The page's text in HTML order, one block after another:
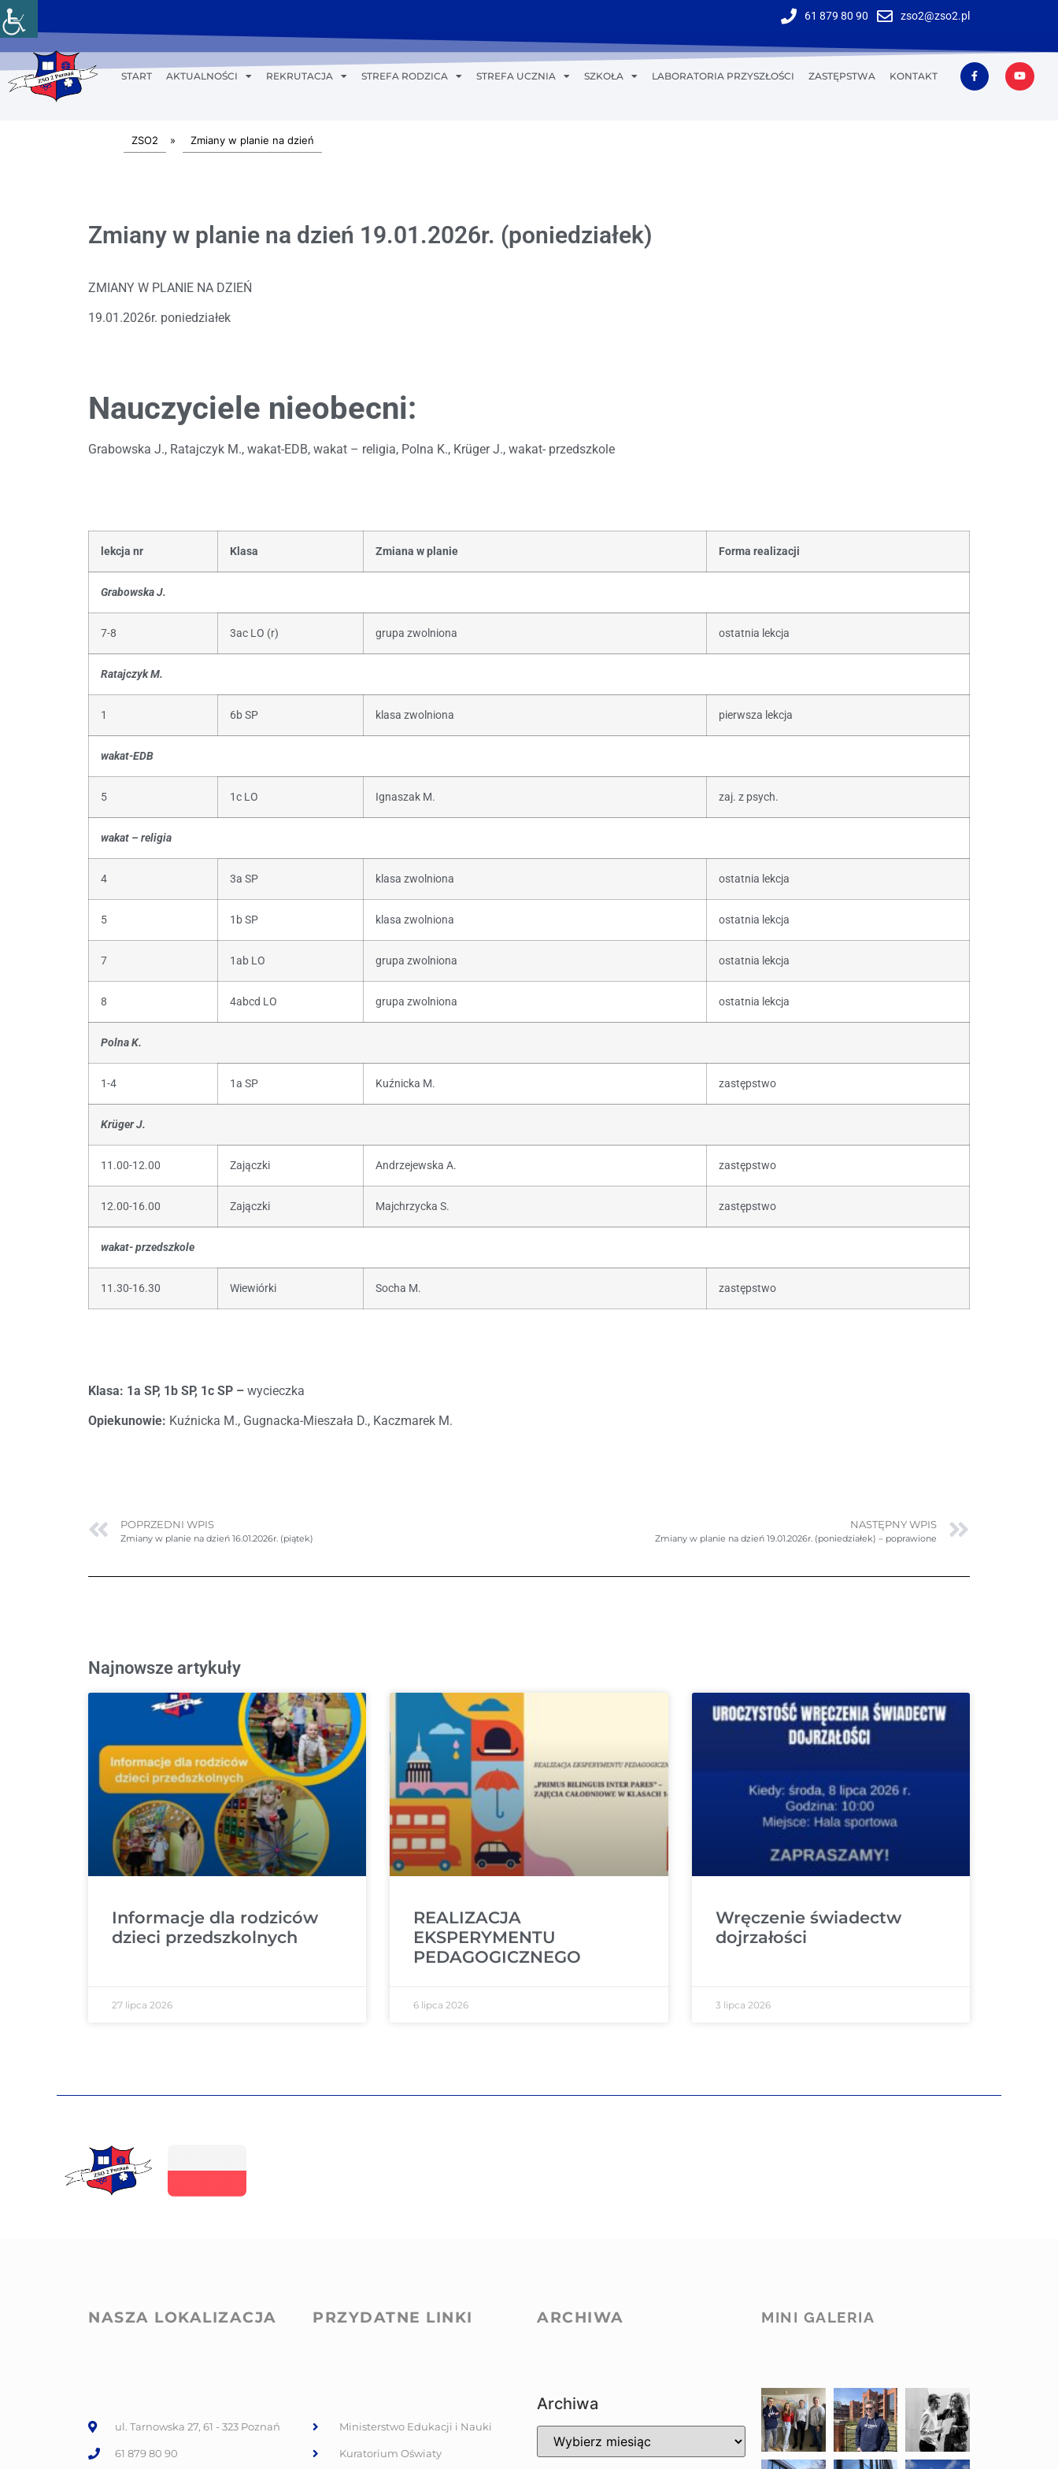
61 879 80 90 zso2@zso2.pl
START AKTUALNOŚCI REKRUTACJA STREFA RODZICA STREFA UCZNIA SZKOŁA LABORATORIA PRZYSZŁOŚCI ZASTĘPSTWA KONTAKT
ZSO2 » Zmiany w planie na dzień
Zmiany w planie na dzień 19.01.2026r. (poniedziałek)
ZMIANY W PLANIE NA DZIEŃ
19.01.2026r. poniedziałek
Nauczyciele nieobecni:
Grabowska J., Ratajczyk M., wakat-EDB, wakat – religia, Polna K., Krüger J., wakat- przedszkole
lekcja nr Klasa Zmiana w planie Forma realizacji
Grabowska J.
7-8 3ac LO (r) grupa zwolniona ostatnia lekcja
Ratajczyk M.
1 6b SP klasa zwolniona pierwsza lekcja
wakat-EDB
5 1c LO Ignaszak M. zaj. z psych.
wakat – religia
4 3a SP klasa zwolniona ostatnia lekcja
5 1b SP klasa zwolniona ostatnia lekcja
7 1ab LO grupa zwolniona ostatnia lekcja
8 4abcd LO grupa zwolniona ostatnia lekcja
Polna K.
1-4 1a SP Kuźnicka M. zastępstwo
Krüger J.
11.00-12.00 Zajączki Andrzejewska A. zastępstwo
12.00-16.00 Zajączki Majchrzycka S. zastępstwo
wakat- przedszkole
11.30-16.30 Wiewiórki Socha M. zastępstwo
Klasa: 1a SP, 1b SP, 1c SP – wycieczka
Opiekunowie: Kuźnicka M., Gugnacka-Mieszała D., Kaczmarek M.
POPRZEDNI WPIS
Zmiany w planie na dzień 16.01.2026r. (piątek)
NASTĘPNY WPIS
Zmiany w planie na dzień 19.01.2026r. (poniedziałek) – poprawione
Najnowsze artykuły
Informacje dla rodziców
dzieci przedszkolnych
27 lipca 2026
REALIZACJA
EKSPERYMENTU
PEDAGOGICZNEGO
6 lipca 2026
Wręczenie świadectw
dojrzałości
3 lipca 2026
NASZA LOKALIZACJA
ul. Tarnowska 27, 61 - 323 Poznań
61 879 80 90
PRZYDATNE LINKI
Ministerstwo Edukacji i Nauki
Kuratorium Oświaty
ARCHIWA
Archiwa
MINI GALERIA